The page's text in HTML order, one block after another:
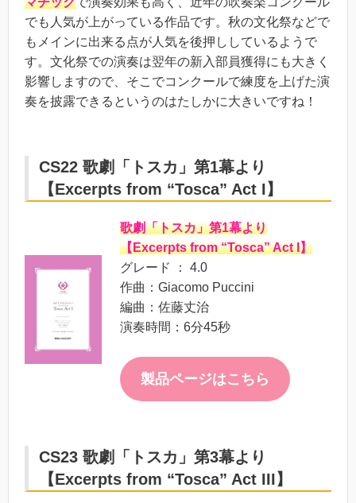
でも人気が上がっている作品です。秋の文化祭などで
もメインに出来る点が人気を後押ししているようで
す。文化祭での演奏は翌年の新入部員獲得にも大きく
影響しますので、そこでコンクールで練度を上げた演
奏を披露できるというのはたしかに大きいですね！
CS22 歌劇「トスカ」第1幕より
【Excerpts from “Tosca” Act I】
歌劇「トスカ」第1幕より
【Excerpts from “Tosca” Act I】
グレード ： 4.0
作曲：Giacomo Puccini
編曲：佐藤丈治
演奏時間：6分45秒
製品ページはこちら
CS23 歌劇「トスカ」第3幕より
【Excerpts from “Tosca” Act III】